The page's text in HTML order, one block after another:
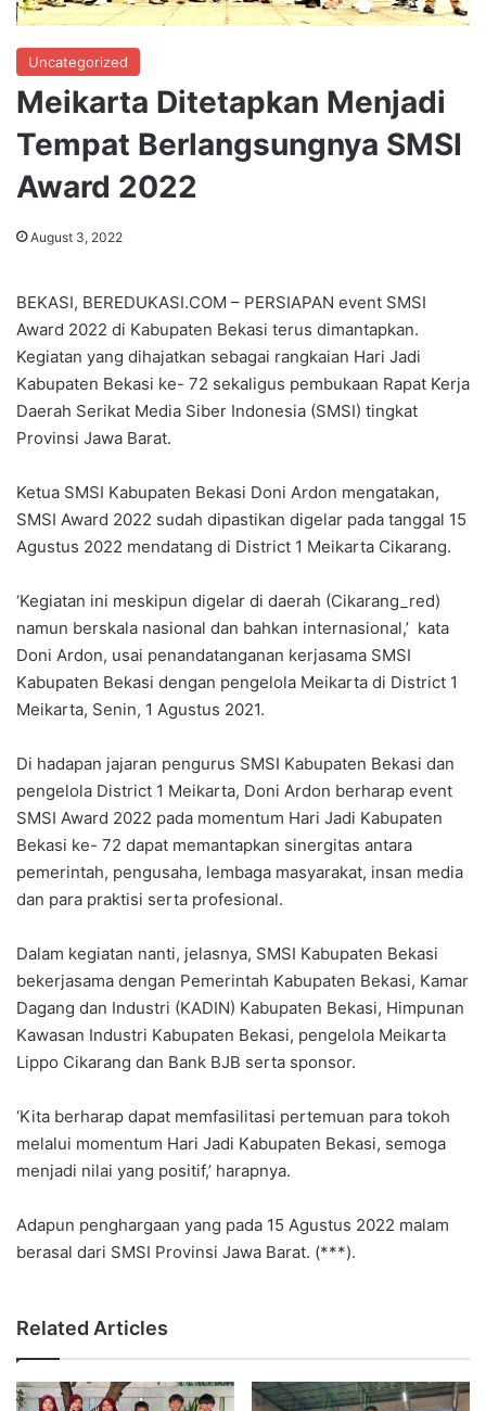
Uncategorized
Meikarta Ditetapkan Menjadi
Tempat Berlangsungnya SMSI
Award 2022
August 3, 2022
BEKASI, BEREDUKASI.COM – PERSIAPAN event SMSI
Award 2022 di Kabupaten Bekasi terus dimantapkan.
Kegiatan yang dihajatkan sebagai rangkaian Hari Jadi
Kabupaten Bekasi ke- 72 sekaligus pembukaan Rapat Kerja
Daerah Serikat Media Siber Indonesia (SMSI) tingkat
Provinsi Jawa Barat.
Ketua SMSI Kabupaten Bekasi Doni Ardon mengatakan,
SMSI Award 2022 sudah dipastikan digelar pada tanggal 15
Agustus 2022 mendatang di District 1 Meikarta Cikarang.
‘Kegiatan ini meskipun digelar di daerah (Cikarang_red)
namun berskala nasional dan bahkan internasional,’ kata
Doni Ardon, usai penandatanganan kerjasama SMSI
Kabupaten Bekasi dengan pengelola Meikarta di District 1
Meikarta, Senin, 1 Agustus 2021.
Di hadapan jajaran pengurus SMSI Kabupaten Bekasi dan
pengelola District 1 Meikarta, Doni Ardon berharap event
SMSI Award 2022 pada momentum Hari Jadi Kabupaten
Bekasi ke- 72 dapat memantapkan sinergitas antara
pemerintah, pengusaha, lembaga masyarakat, insan media
dan para praktisi serta profesional.
Dalam kegiatan nanti, jelasnya, SMSI Kabupaten Bekasi
bekerjasama dengan Pemerintah Kabupaten Bekasi, Kamar
Dagang dan Industri (KADIN) Kabupaten Bekasi, Himpunan
Kawasan Industri Kabupaten Bekasi, pengelola Meikarta
Lippo Cikarang dan Bank BJB serta sponsor.
‘Kita berharap dapat memfasilitasi pertemuan para tokoh
melalui momentum Hari Jadi Kabupaten Bekasi, semoga
menjadi nilai yang positif,’ harapnya.
Adapun penghargaan yang pada 15 Agustus 2022 malam
berasal dari SMSI Provinsi Jawa Barat. (***).
Related Articles